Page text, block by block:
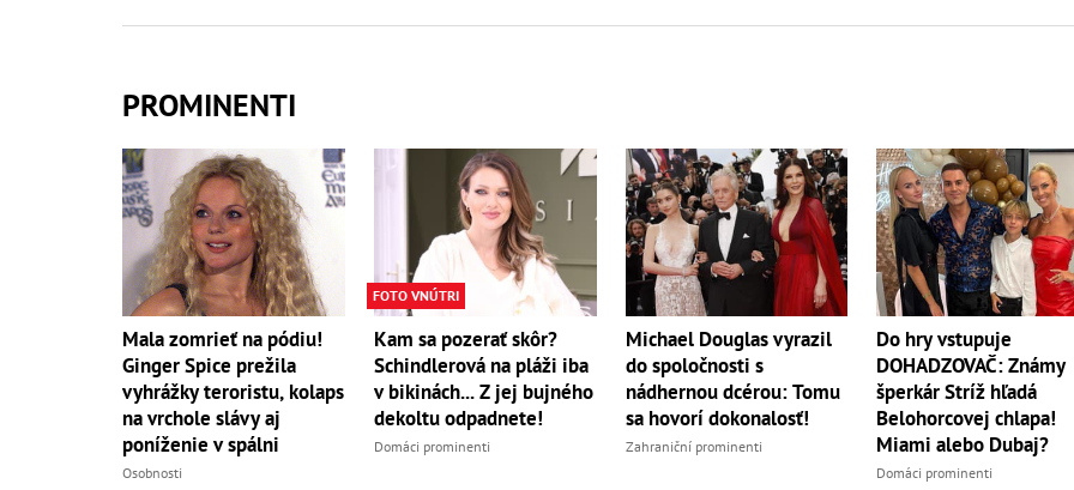
PROMINENTI
Mala zomrieť na pódiu!
Ginger Spice prežila
vyhrážky teroristu, kolaps
na vrchole slávy aj
poníženie v spálni
Osobnosti
FOTO VNÚTRI
Kam sa pozerať skôr?
Schindlerová na pláži iba
v bikinách... Z jej bujného
dekoltu odpadnete!
Domáci prominenti
Michael Douglas vyrazil
do spoločnosti s
nádhernou dcérou: Tomu
sa hovorí dokonalosť!
Zahraniční prominenti
Do hry vstupuje
DOHADZOVAČ: Známy
šperkár Stríž hľadá
Belohorcovej chlapa!
Miami alebo Dubaj?
Domáci prominenti